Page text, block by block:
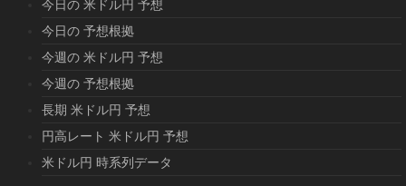
今日の 米ドル円 予想
今日の 予想根拠
今週の 米ドル円 予想
今週の 予想根拠
長期 米ドル円 予想
円高レート 米ドル円 予想
米ドル円 時系列データ